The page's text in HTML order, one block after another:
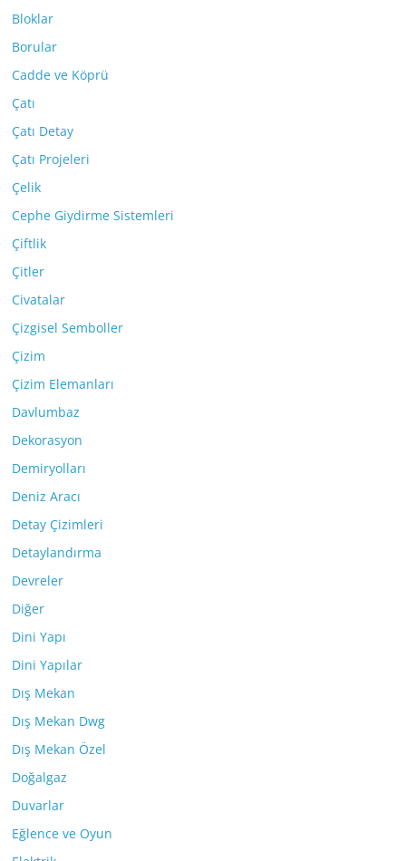
Bloklar
Borular
Cadde ve Köprü
Çatı
Çatı Detay
Çatı Projeleri
Çelik
Cephe Giydirme Sistemleri
Çiftlik
Çitler
Civatalar
Çizgisel Semboller
Çizim
Çizim Elemanları
Davlumbaz
Dekorasyon
Demiryolları
Deniz Aracı
Detay Çizimleri
Detaylandırma
Devreler
Diğer
Dini Yapı
Dini Yapılar
Dış Mekan
Dış Mekan Dwg
Dış Mekan Özel
Doğalgaz
Duvarlar
Eğlence ve Oyun